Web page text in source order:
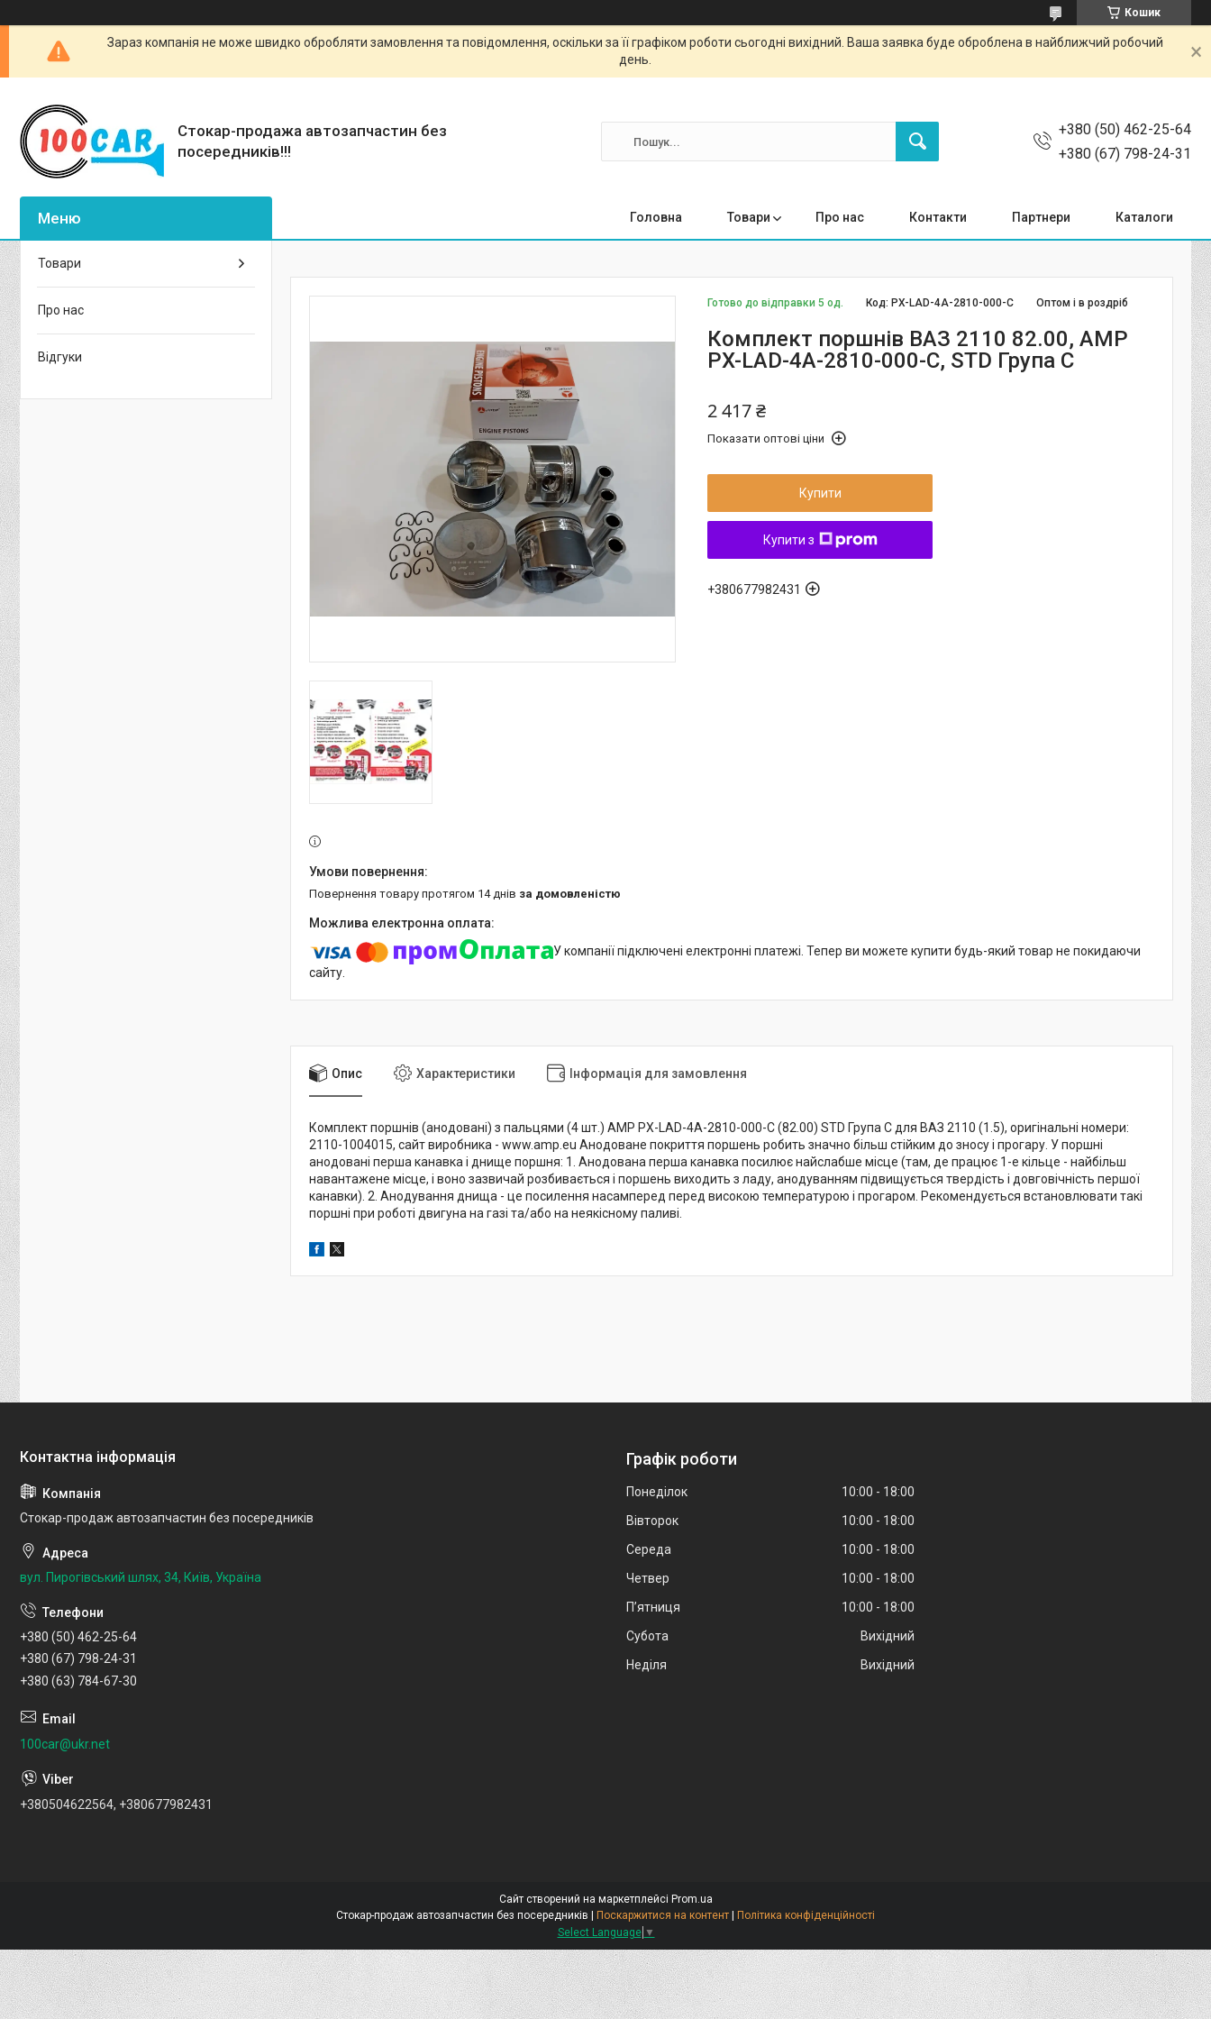
Кошик
Зараз компанія не може швидко обробляти замовлення та повідомлення, оскільки за її графіком роботи сьогодні вихідний. Ваша заявка буде оброблена в найближчий робочий
день.
Стокар-продажа автозапчастин без
посередників!!!
+380 (50) 462-25-64
+380 (67) 798-24-31
Головна Товари Про нас Контакти Партнери Каталоги
Готово до відправки 5 од. Оптом і в роздріб
Код: PX-LAD-4A-2810-000-C
Комплект поршнів ВАЗ 2110 82.00, AMP
PX-LAD-4A-2810-000-C, STD Група C
2 417 ₴
Показати оптові ціни
Купити
Купити з
+380677982431
повернення товару протягом 14 днів за домовленістю
У компанії підключені електронні платежі. Тепер ви можете купити будь-який товар не покидаючи
сайту.
Опис Характеристики Інформація для замовлення
Комплект поршнів (анодовані) з пальцями (4 шт.) AMP PX-LAD-4A-2810-000-C (82.00) STD Група C для ВАЗ 2110 (1.5), оригінальні номери:
2110-1004015, сайт виробника - www.amp.eu Анодоване покриття поршень робить значно більш стійким до зносу і прогару. У поршні
анодовані перша канавка і днище поршня: 1. Анодована перша канавка посилює найслабше місце (там, де працює 1-е кільце - найбільш
навантажене місце, і воно зазвичай розбивається і поршень виходить з ладу, анодуванням підвищується твердість і довговічність першої
канавки). 2. Анодування днища - це посилення насамперед перед високою температурою і прогаром. Рекомендується встановлювати такі
поршні при роботі двигуна на газі та/або на неякісному паливі.
Товари
Про нас
Відгуки
Стокар-продаж автозапчастин без посередників
вул. Пирогівський шлях, 34, Київ, Україна
+380 (50) 462-25-64
+380 (67) 798-24-31
+380 (63) 784-67-30
100car@ukr.net
+380504622564, +380677982431
Графік роботи
Понеділок 10:00
18:00
Вівторок
10:00
18:00
Середа
10:00
18:00
Четвер
10:00
18:00
Пʼятниця
10:00
18:00
Субота
Вихідний
Неділя
Вихідний
Сайт створений на маркетплейсі Prom.ua
Поскаржитися на контент
Політика конфіденційності
Select Language ▼